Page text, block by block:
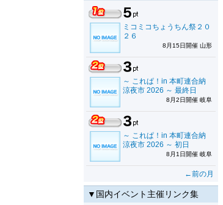
ミコミコちょうちん祭２０
２６
8月15日開催 山形
～ これぱ！in 本町連合納
涼夜市 2026 ～ 最終日
8月2日開催 岐阜
～ これぱ！in 本町連合納
涼夜市 2026 ～ 初日
8月1日開催 岐阜
←前の月
▼国内イベント主催リンク集